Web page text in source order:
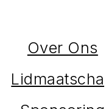
Over Ons